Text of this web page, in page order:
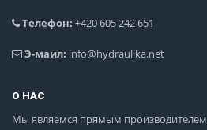
Телефон: +420 605 242 651
Э-маил: info@hydraulika.net
О НАС
Мы являемся прямым производителем